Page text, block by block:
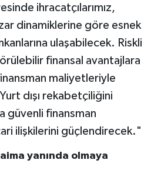
ihracatçılarımız,
dinamiklerine göre esnek
ulaşabilecek. Riskli
finansal avantajlara
maliyetleriyle
dışı rekabetçiliğini
güvenli finansman
ilişkilerini güçlendirecek."
yanında olmaya